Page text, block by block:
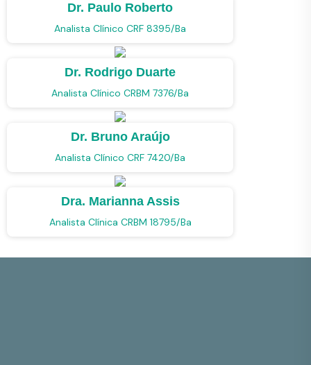
Dr. Paulo Roberto
Analista Clínico CRF 8395/Ba
Dr. Rodrigo Duarte
Analista Clínico CRBM 7376/Ba
Dr. Bruno Araújo
Analista Clínico CRF 7420/Ba
Dra. Marianna Assis
Analista Clínica CRBM 18795/Ba